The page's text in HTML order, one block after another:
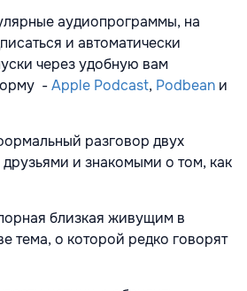
аудиопрограммы, на
и автоматически
через удобную вам
-Apple Podcast, Podbean и
разговор двух
и знакомыми о том, как
близкая живущим в
тема, о которой редко говорят